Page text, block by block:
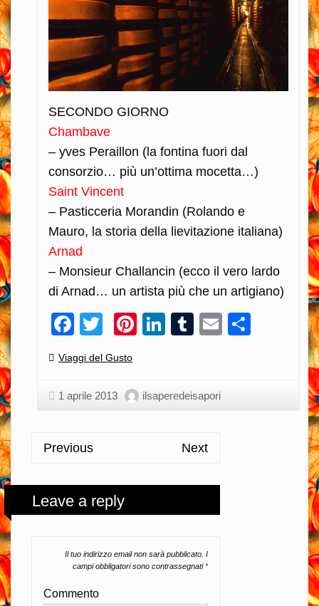
SECONDO GIORNO
Chambave
– yves Peraillon (la fontina fuori dal
consorzio… più un’ottima mocetta…)
Saint Vincent
– Pasticceria Morandin (Rolando e
Mauro, la storia della lievitazione italiana)
Arnad
– Monsieur Challancin (ecco il vero lardo
di Arnad… un artista più che un artigiano)
Facebook
TwitterPinterest
LinkedIn
Tumblr
Email
Categories:
Viaggi del Gusto
1 aprile 2013 ilsaperedeisapori
Previous Next
Leave a reply
Il tuo indirizzo email non sarà pubblicato. I
campi obbligatori sono contrassegnati*
Commento